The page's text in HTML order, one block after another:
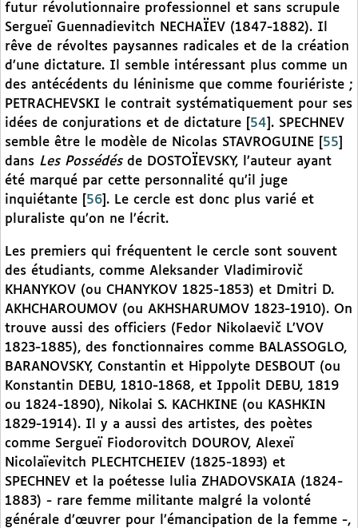
futur révolutionnaire professionnel et sans scrupule
Sergueï Guennadievitch NECHAÏEV (1847-1882). Il
rêve de révoltes paysannes radicales et de la création
d’une dictature. Il semble intéressant plus comme un
des antécédents du léninisme que comme fouriériste ;
PETRACHEVSKI le contrait systématiquement pour ses
idées de conjurations et de dictature
54 . SPECHNEV
semble être le modèle de Nicolas STAVROGUINE
55
dans Les Possédésde DOSTOÏEVSKY, l’auteur ayant
été marqué par cette personnalité qu’il juge
inquiétante
56 . Le cercle est donc plus varié et
pluraliste qu’on ne l’écrit.
Les premiers qui fréquentent le cercle sont souvent
des étudiants, comme Aleksander Vladimirovič
KHANYKOV (ou CHANYKOV 1825-1853) et Dmitri D.
AKHCHAROUMOV (ou AKHSHARUMOV 1823-1910). On
trouve aussi des officiers (Fedor Nikolaevič L’VOV
1823-1885), des fonctionnaires comme BALASSOGLO,
BARANOVSKY, Constantin et Hippolyte DESBOUT (ou
Konstantin DEBU, 1810-1868, et Ippolit DEBU, 1819
ou 1824-1890), Nikolai S. KACHKINE (ou KASHKIN
1829-1914). Il y a aussi des artistes, des poètes
comme Sergueï Fiodorovitch DOUROV, Alexeï
Nicolaïevitch PLECHTCHEIEV (1825-1893) et
SPECHNEV et la poétesse lulia ZHADOVSKAIA (1824-
1883) - rare femme militante malgré la volonté
générale d’œuvrer pour l’émancipation de la femme -,